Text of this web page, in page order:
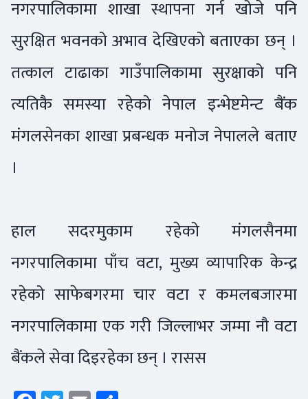
नगरपालिकामा शाखा स्थापना गर्न खोजे पनि
सुरक्षित भवनको अभाव देखिएको बताएका छन् ।
तत्काल टाढाका गाउँपालिकामा सुरक्षाको पनि
त्यतिकै समस्या रहेको नेपाल इन्भेष्टमेन्ट बैंक
मंगलसेनका शाखा प्रबन्धक मनोज नेपालले बताए
।
हाल सदरमुकाम रहेको मंगलसैनमा
नगरपालिकामा पाँच वटा, मुख्य व्यापारिक केन्द्र
रहेको साफेबगरमा चार वटा र कमलबजारमा
नगरपालिकामा एक गरी जिल्लाभर जम्मा नौ वटा
बैंकले सेवा दिइरहेका छन् । रासस